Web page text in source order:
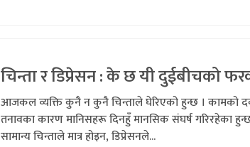
चिन्ता र डिप्रेसन : के छ यी दुईबीचको
आजकल व्यक्ति कुनै न कुनै चिन्ताले घेरिएको हुन्छ । कामको
तनावका कारण मानिसहरू दिनहुँ मानसिक संघर्ष गरिरहेका
सामान्य चिन्ताले मात्र होइन, डिप्रेसनले...